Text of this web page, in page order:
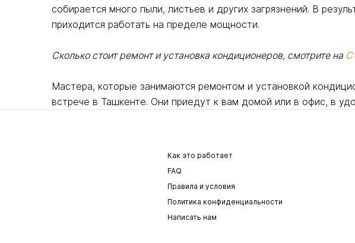
собирается много пыли, листьев и других загрязнений. В
приходится работать на пределе мощности.
Сколько стоит ремонт и установка кондиционеров, смотрите на
Мастера, которые занимаются ремонтом и установкой
встрече в Ташкенте. Они приедут к вам домой или в офис, в
Как это работает
FAQ
Правила и условия
Политика конфиденциальности
Написать нам